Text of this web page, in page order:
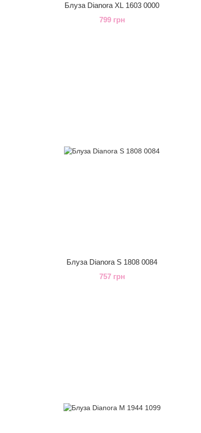
Блуза Dianora XL 1603 0000
799 грн
Блуза Dianora S 1808 0084
757 грн